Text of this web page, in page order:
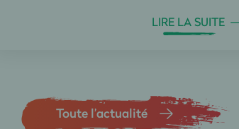
LIRE LA SUITE
Toute l’actualité